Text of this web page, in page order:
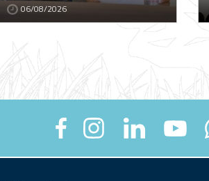
06/08/2026